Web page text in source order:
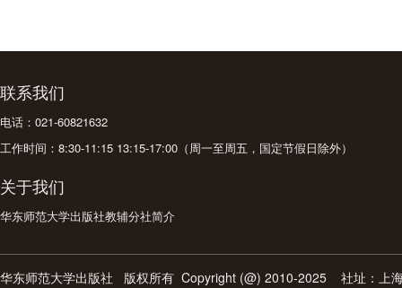
联系我们
电话：021-60821632
工作时间：8:30-11:15 13:15-17:00（周一至周五，国定节假日除外）
关于我们
华东师范大学出版社教辅分社简介
华东师范大学出版社
版权所有 Copyright (@) 2010-2025 社址：上